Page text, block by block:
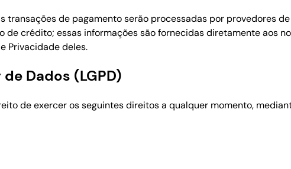
transações de pagamento serão processadas por provedores
de crédito; essas informações são fornecidas diretamente aos
Privacidade deles.
Dados (LGPD)
de exercer os seguintes direitos a qualquer momento,